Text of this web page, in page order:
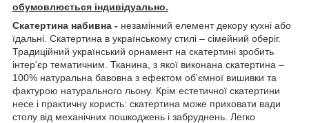
обумовлюється індивідуально.
Скатертина набивна - незамінний елемент декору кухні або
їдальні. Скатертина в українському стилі – сімейний оберіг.
Традиційний український орнамент на скатертині зробить
інтер'єр тематичним. Тканина, з якої виконана скатертина –
100% натуральна бавовна з ефектом об'ємної вишивки та
фактурою натурального льону. Крім естетичної скатертини
несе і практичну користь: скатертина може приховати вади
столу від механічних пошкоджень і забруднень. Легко